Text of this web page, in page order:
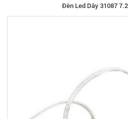
Đèn Led Dây 31087